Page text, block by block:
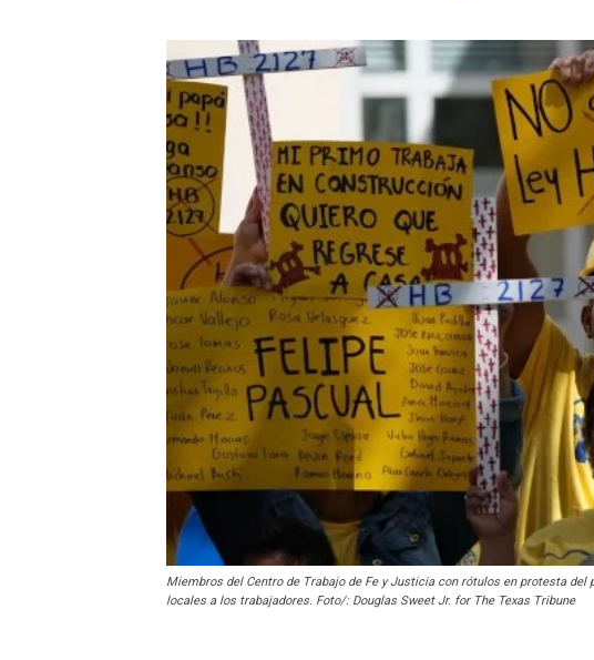
Miembros del Centro de Trabajo de Fe y Justicia con rótulos en protesta
locales a los trabajadores. Foto/: Douglas Sweet Jr. for The Texas Tribune